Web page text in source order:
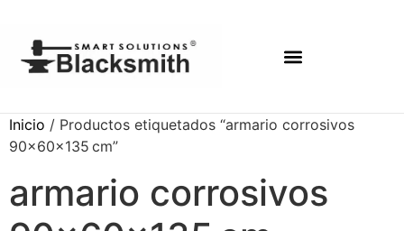
Inicio / Productos etiquetados “armario corrosivos
90×60×135 cm”
armario corrosivos